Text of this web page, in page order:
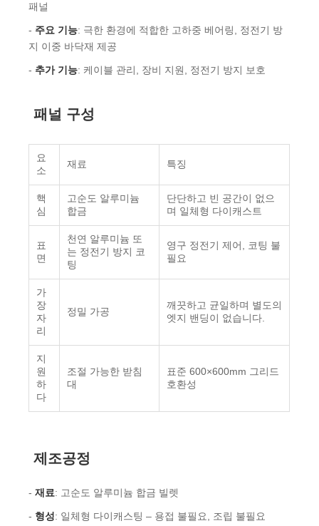
패널
- 주요 기능: 극한 환경에 적합한 고하중 베어링, 정전기 방
지 이중 바닥재 제공
- 추가 기능: 케이블 관리, 장비 지원, 정전기 방지 보호
패널 구성
요
소
재료 특징
핵
심
고순도 알루미늄
합금
단단하고 빈 공간이 없으
며 일체형 다이캐스트
표
면
천연 알루미늄 또
는 정전기 방지 코
팅
영구 정전기 제어, 코팅 불
필요
가
장
자
리
정밀 가공
깨끗하고 균일하며 별도의
엣지 밴딩이 없습니다.
지
원
하
다
조절 가능한 받침
대
표준 600×600mm 그리드
호환성
제조공정
-재료: 고순도 알루미늄 합금 빌렛
- 형성: 일체형 다이캐스팅 – 용접 불필요, 조립 불필요